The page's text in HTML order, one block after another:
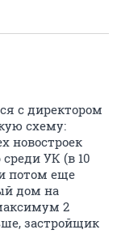
с директором
схему:
новостроек
УК (в 10
потом еще
дом на
2
застройщик